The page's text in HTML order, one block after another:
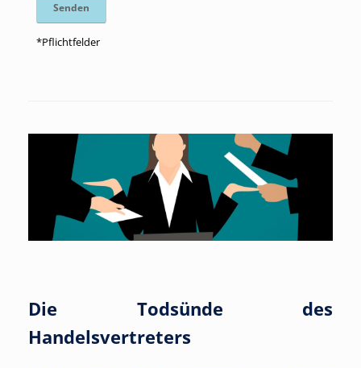
*Pflichtfelder
Die Todsünde des
Handelsvertreters